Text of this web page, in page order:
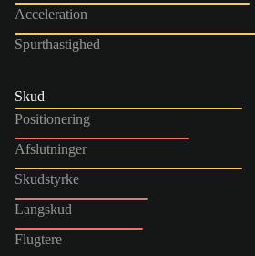
Acceleration
Spurthastighed
Skud
Positionering
Afslutninger
Skudstyrke
Langskud
Flugtere